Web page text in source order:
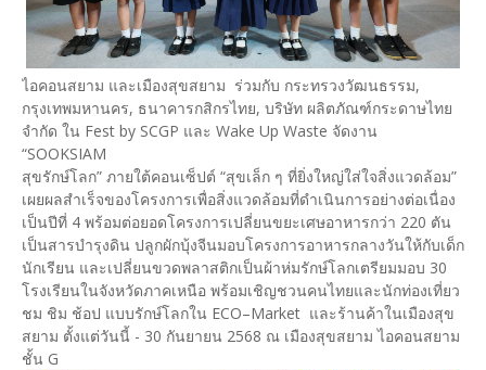
ไอคอนสยาม และเมืองสุขสยาม ร่วมกับ กระทรวงวัฒนธรรม,
กรุงเทพมหานคร, ธนาคารกสิกรไทย, บริษัท ผลิตภัณฑ์กระดาษไทย
จำกัด ใน Fest by SCGP และ Wake Up Waste จัดงาน
“SOOKSIAM
สุขรักษ์โลก” ภายใต้คอนเซ็ปต์ “สุขเล็ก ๆ ที่ยิ่งใหญ่ใส่ใจสิ่งแวดล้อม”
เผยผลสำเร็จของโครงการเพื่อสิ่งแวดล้อมที่ดำเนินการอย่างต่อเนื่อง
เป็นปีที่ 4 พร้อมต่อยอดโครงการเปลี่ยนขยะเศษอาหารกว่า 220 ตัน
เป็นสารบำรุงดิน ปลูกผักบุ้งจีนมอบโครงการอาหารกลางวันให้กับเด็ก
นักเรียน และเปลี่ยนขวดพลาสติกเป็นผ้าห่มรักษ์โลกเตรียมมอบ 30
โรงเรียนในจังหวัดภาคเหนือ พร้อมเชิญชวนคนไทยและนักท่องเที่ยว
ชม ชิม ช้อป แบบรักษ์โลกใน ECO–Market และร้านค้าในเมืองสุข
สยาม ตั้งแต่วันนี้ - 30 กันยายน 2568 ณ เมืองสุขสยาม ไอคอนสยาม
ชั้น G